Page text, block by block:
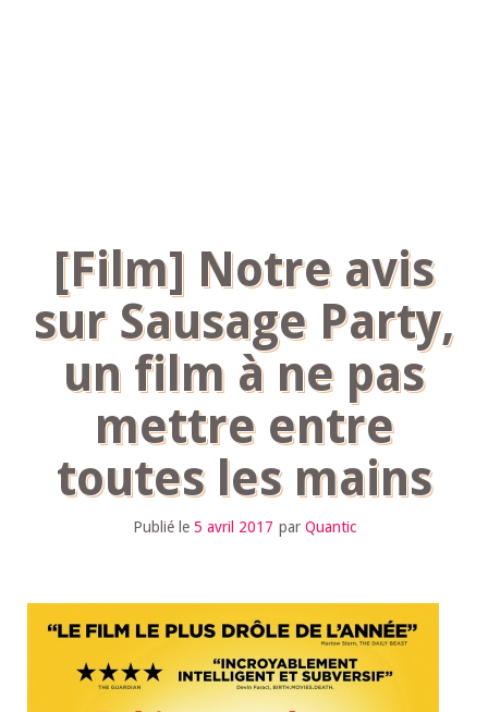
[Film] Notre avis
sur Sausage Party,
un film à ne pas
mettre entre
toutes les mains
Publié le 5 avril 2017 par Quantic